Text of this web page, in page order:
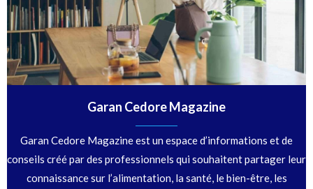
Garan Cedore Magazine
Garan Cedore Magazine est un espace d’informations et de
conseils créé par des professionnels qui souhaitent partager leur
connaissance sur l’alimentation, la santé, le bien-être, les